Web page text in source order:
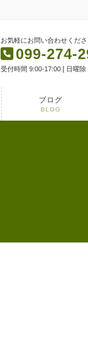
お気軽にお問い合わせくだ
099-274-
受付時間 9:00-17:00 [ 日曜除
ブログ
BLOG